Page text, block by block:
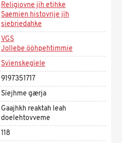
Religiovne jïh etihke
Saemien histovrije jïh
siebriedahke
VGS
Jollebe ööhpehtimmie
Svïenskegïele
9197351717
Sïejhme gærja
Gaajhkh reaktah leah
doelehtovveme
118